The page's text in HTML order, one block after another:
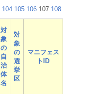
104 105 106 107 108
対
象
の
自
治
体
名
対
象
の
選
挙
区
マニフェス
トID